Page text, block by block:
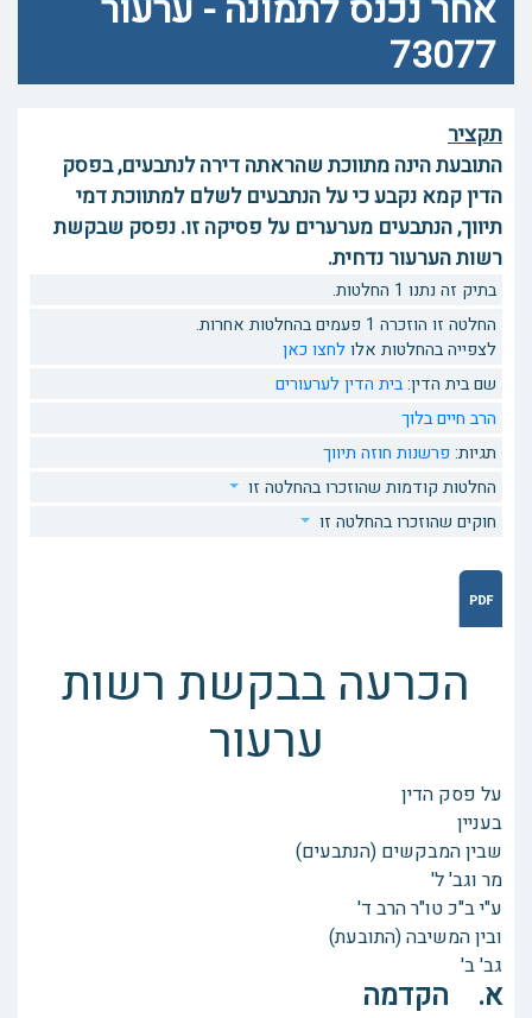
73077
תקציר
התובעת הינה מתווכת שהראתה דירה לנתבעים, בפסק
הדין קמא נקבע כי על הנתבעים לשלם למתווכת דמי
תיווך, הנתבעים מערערים על פסיקה זו. נפסק שבקשת
רשות הערעור נדחית.
בתיק זה נתנו 1 החלטות.
החלטה זו הוזכרה 1 פעמים בהחלטות אחרות.
לצפייה בהחלטות אלולחצו כאן
שם בית הדין:בית הדין לערעורים
הרב חיים בלוך
תגיות: פרשנות חוזה תיווך
החלטות קודמות שהוזכרו בהחלטה זו
חוקים שהוזכרו בהחלטה זו
הכרעה בבקשת רשות
ערעור
על פסק הדין
בעניין
שבין המבקשים (הנתבעים)
מר וגב' ל'
ע"י ב"כ טו"ר הרב ד'
ובין המשיבה (התובעת)
גב' ב'
א. הקדמה